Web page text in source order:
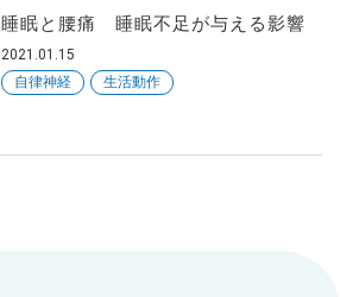
睡眠と腰痛 睡眠不足が与える影響
2021.01.15
自律神経
生活動作